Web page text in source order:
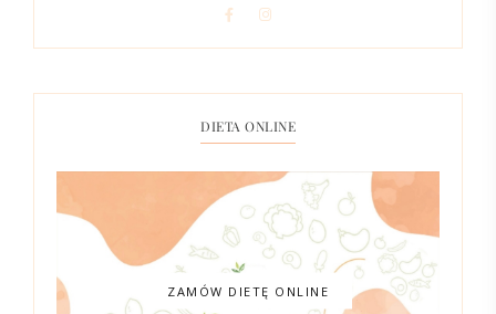
DIETA ONLINE
ZAMÓW DIETĘ ONLINE